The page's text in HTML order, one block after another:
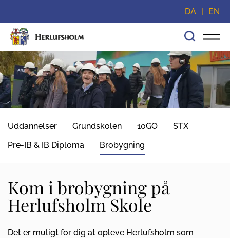
DA EN
Uddannelser Grundskolen 10GO
STX
Pre-IB & IB Diploma
Brobygning
Kom i brobygning på
Herlufsholm Skole
Det er muligt for dig at opleve Herlufsholm som